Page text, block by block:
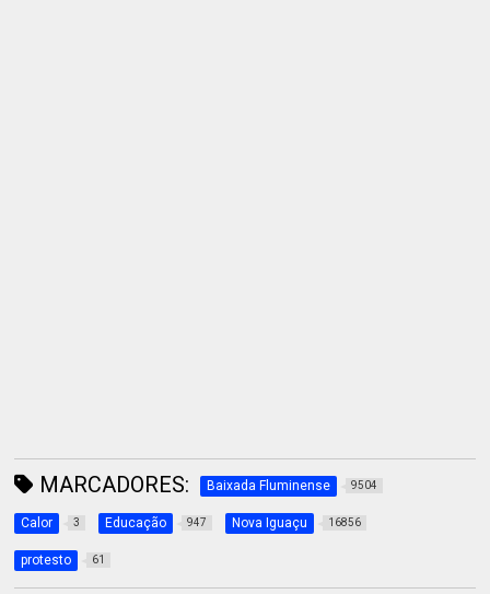
MARCADORES: Baixada Fluminense 9504
Calor 3 Educação 947 Nova Iguaçu 16856
protesto 61